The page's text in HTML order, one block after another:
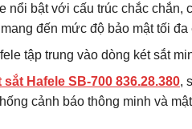
nổi bật với cấu trúc chắc
đến mức độ bảo mật tối
tập trung vào dòng két sắt
sắt Hafele SB-700 836.28.380,
cảnh báo thông minh và